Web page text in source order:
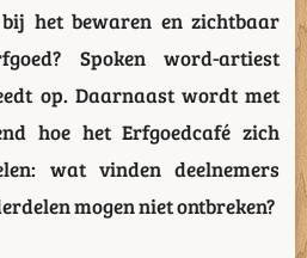
het bewaren en zichtbaar
Spoken word-artiest
op. Daarnaast wordt met
hoe het Erfgoedcafé zich
wat vinden deelnemers
mogen niet ontbreken?